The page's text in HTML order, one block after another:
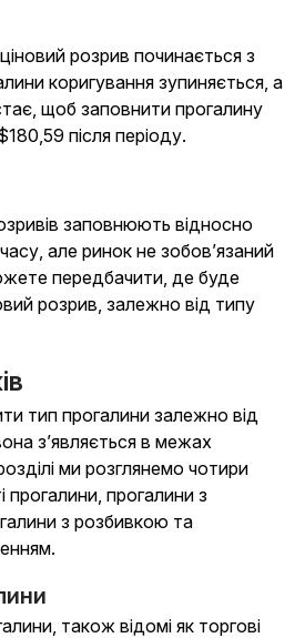
розрив починається з
коригування зупиняється, а
щоб заповнити прогалину
після періоду.
заповнюють відносно
але ринок не зобов’язаний
передбачити, де буде
розрив, залежно від типу
тип прогалини залежно від
з’являється в межах
ми розглянемо чотири
прогалини, прогалини з
з розбивкою та
також відомі як торгові